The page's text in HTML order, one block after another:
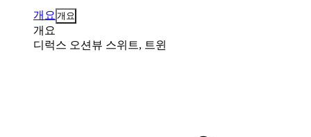
개요 개요
개요
디럭스 오션뷰 스위트, 트윈